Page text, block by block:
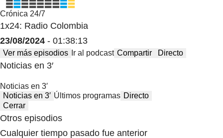
Crónica 24/7
1x24: Radio Colombia
23/08/2024 - 01:38:13
Ver más episodios Ir al podcast Compartir Directo
Noticias en 3′
Noticias en 3′
Noticias en 3′ Últimos programas Directo
Cerrar
Otros episodios
Cualquier tiempo pasado fue anterior